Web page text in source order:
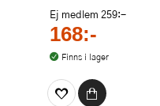
Ej medlem 259:-
168:-
Finns i lager